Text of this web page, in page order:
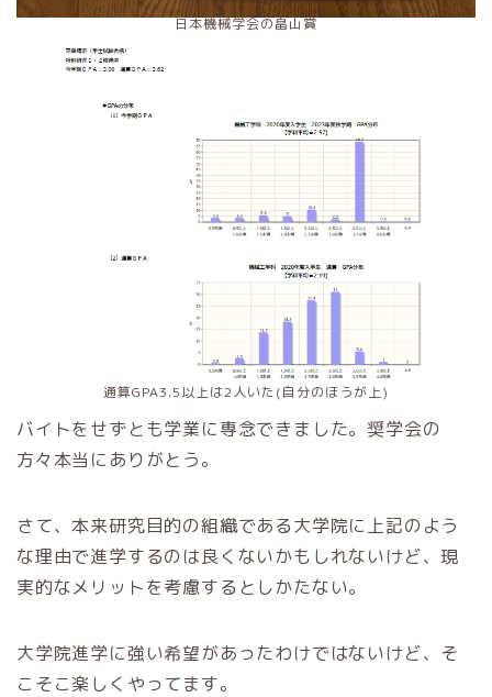
日本機械学会の畠山賞
通算GPA3.5以上は2人いた(自分のほうが上)
バイトをせずとも学業に専念できました。奨学会の
方々本当にありがとう。
さて、本来研究目的の組織である大学院に上記のよう
な理由で進学するのは良くないかもしれないけど、現
実的なメリットを考慮するとしかたない。
大学院進学に強い希望があったわけではないけど、そ
こそこ楽しくやってます。